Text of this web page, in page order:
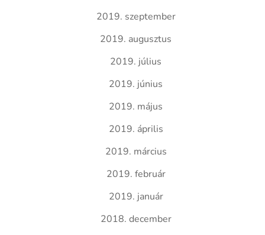
2019. szeptember
2019. augusztus
2019. július
2019. június
2019. május
2019. április
2019. március
2019. február
2019. január
2018. december